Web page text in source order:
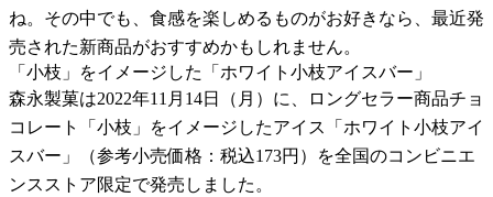
ね。その中でも、食感を楽しめるものがお好きなら、最近発
売された新商品がおすすめかもしれません。
「小枝」をイメージした「ホワイト小枝アイスバー」
森永製菓は2022年11月14日（月）に、ロングセラー商品チョ
コレート「小枝」をイメージしたアイス「ホワイト小枝アイ
スバー」（参考小売価格：税込173円）を全国のコンビニエ
ンスストア限定で発売しました。